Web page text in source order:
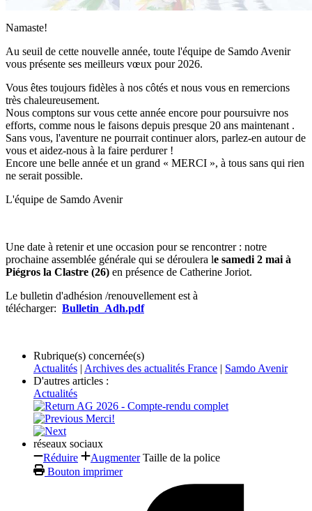
Namaste!
Au seuil de cette nouvelle année, toute l'équipe de Samdo Avenir
vous présente ses meilleurs vœux pour 2026.
Vous êtes toujours fidèles à nos côtés et nous vous en remercions
très chaleureusement.
Nous comptons sur vous cette année encore pour poursuivre nos
efforts, comme nous le faisons depuis presque 20 ans maintenant .
Sans vous, l'aventure ne pourrait continuer alors, parlez-en autour de
vous et aidez-nous à la faire perdurer !
Encore une belle année et un grand « MERCI », à tous sans qui rien
ne serait possible.
L'équipe de Samdo Avenir
Une date à retenir et une occasion pour se rencontrer : notre
prochaine assemblée générale qui se déroulera le samedi 2 mai à
Piégros la Clastre (26) en présence de Catherine Joriot.
Le bulletin d'adhésion /renouvellement est à
télécharger: Bulletin_Adh.pdf
Rubrique(s) concernée(s)
Actualités | Archives des actualités France | Samdo Avenir
D'autres articles :
Actualités
AG 2026 - Compte-rendu complet
Merci!
réseaux sociaux
Réduire
Augmenter Taille de la police
Bouton imprimer